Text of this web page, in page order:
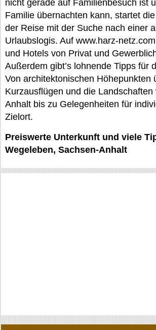
nicht gerade auf Familienbesuch ist
Familie übernachten kann, startet
der Reise mit der Suche nach einer
Urlaubslogis. Auf www.harz-
und Hotels von Privat und
Außerdem gibt’s lohnende Tipps für
Von architektonischen Höhepunkten
Kurzausflügen und die
Anhalt bis zu Gelegenheiten für
Zielort.
Preiswerte Unterkunft und viele
Wegeleben, Sachsen-Anhalt